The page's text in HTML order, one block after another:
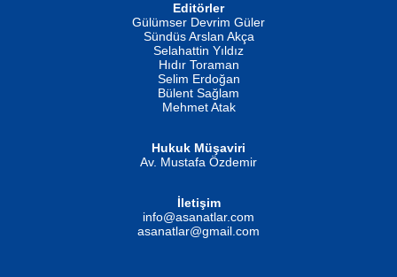
İSMAİL OKUTAN
Erkeklerin Kahrolması Ne Demektir
Evvel Zaman Tanrıçası...
Editörler
Gülümser Devrim Güler
Sündüs Arslan Akça
Selahattin Yıldız
Hıdır Toraman
Selim Erdoğan
Bülent Sağlam
Mehmet Atak
Hukuk Müşaviri
Av. Mustafa Özdemir
İletişim
info@asanatlar.com
asanatlar@gmail.com